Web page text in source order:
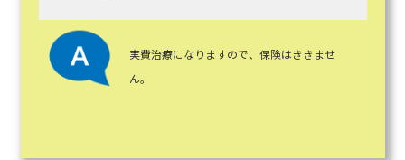
実費治療になりますので、保険はききませ
ん。